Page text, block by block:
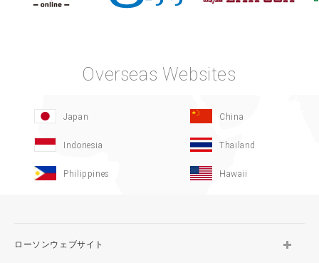
Overseas Websites
Japan China
Indonesia Thailand
Philippines Hawaii
ローソンウェブサイト